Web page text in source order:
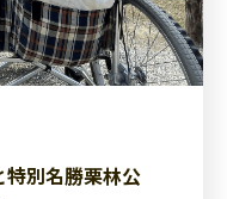
別名勝栗林公